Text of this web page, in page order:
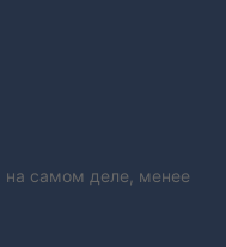
на самом деле, менее